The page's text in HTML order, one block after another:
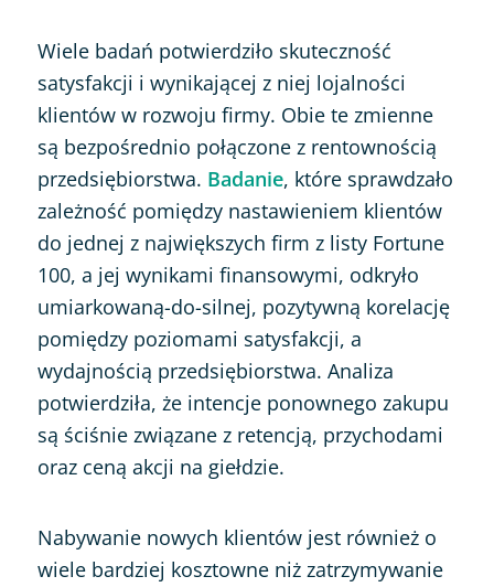
Wiele badań potwierdziło skuteczność
satysfakcji i wynikającej z niej lojalności
klientów w rozwoju firmy. Obie te zmienne
są bezpośrednio połączone z rentownością
przedsiębiorstwa. Badanie, które sprawdzało
zależność pomiędzy nastawieniem klientów
do jednej z największych firm z listy Fortune
100, a jej wynikami finansowymi, odkryło
umiarkowaną-do-silnej, pozytywną korelację
pomiędzy poziomami satysfakcji, a
wydajnością przedsiębiorstwa. Analiza
potwierdziła, że intencje ponownego zakupu
są ściśnie związane z retencją, przychodami
oraz ceną akcji na giełdzie.
Nabywanie nowych klientów jest również o
wiele bardziej kosztowne niż zatrzymywanie